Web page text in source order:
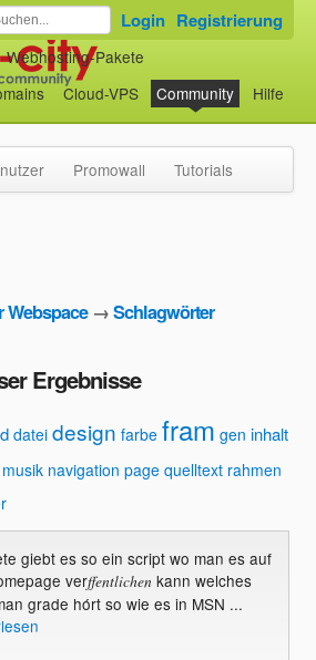
Webhosting-Pakete
Cloud-VPS Community Hilfe
Login Registrierung
Promowall Tutorials
Webspace→Schlagwörter
Ergebnisse
datei design farbe fram gen inhalt
musik navigation page quelltext rahmen
giebt es so ein script wo man es auf
verffentlichenkann welches
grade hórt so wie es in MSN ...